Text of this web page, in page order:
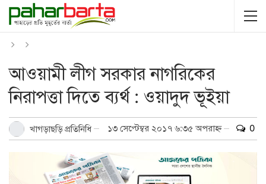
আওয়ামী লীগ সরকার নাগরিকের
নিরাপত্তা দিতে ব্যর্থ : ওয়াদুদ ভূইয়া
খাগড়াছড়ি প্রতিনিধি ১৩ সেপ্টেম্বর ২০১৭ ৬:৩৫ অপরাহ্ন 0